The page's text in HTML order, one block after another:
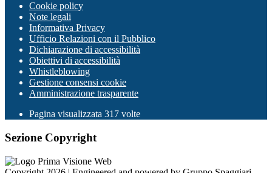
Cookie policy
Note legali
Informativa Privacy
Ufficio Relazioni con il Pubblico
Dichiarazione di accessibilità
Obiettivi di accessibilità
Whistleblowing
Gestione consensi cookie
Amministrazione trasparente
Pagina visualizzata 317 volte
Sezione Copyright